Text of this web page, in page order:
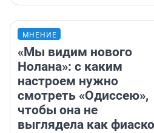
МНЕНИЕ
«Мы видим нового
Нолана»: с каким
настроем нужно
смотреть «Одиссею»,
чтобы она не
выглядела как фиаско